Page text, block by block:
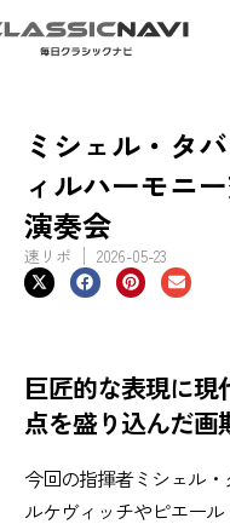
ミシェル・タ
ィルハーモニ
演奏会
速リポ 2026-05-23
巨匠的な表現に
点を盛り込んだ画
今回の指揮者ミシェル
ルケヴィッチやピエー